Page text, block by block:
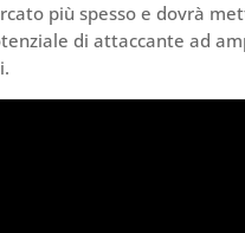
più spesso e dovrà
di attaccante ad